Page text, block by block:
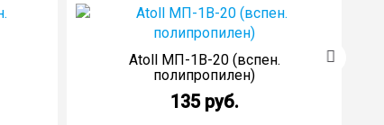
Atoll МП-1В-20 (вспен.
полипропилен)
135 руб.